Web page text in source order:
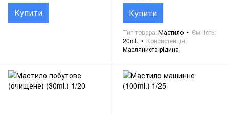
Купити Купити
Тип товара Мастило
Ємність
20ml.
Консистенція
Масляниста рідина